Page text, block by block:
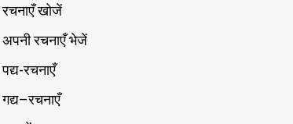
रचनाएँ खोजें
अपनी रचनाएँ भेजें
पद्य-रचनाएँ
गद्य–रचनाएँ